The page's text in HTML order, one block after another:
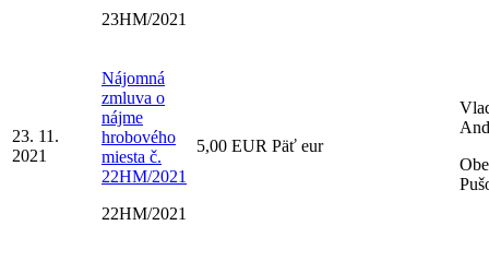
23HM/2021
23. 11.
2021
Nájomná
zmluva o
nájme
hrobového
miesta č.
22HM/2021
22HM/2021
5,00 EUR Päť eur